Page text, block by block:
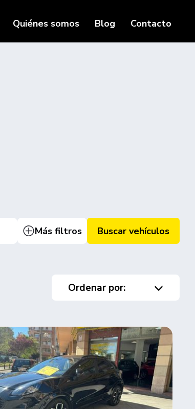
Quiénes somos Blog Contacto
Más filtros Buscar vehículos
Ordenar por: